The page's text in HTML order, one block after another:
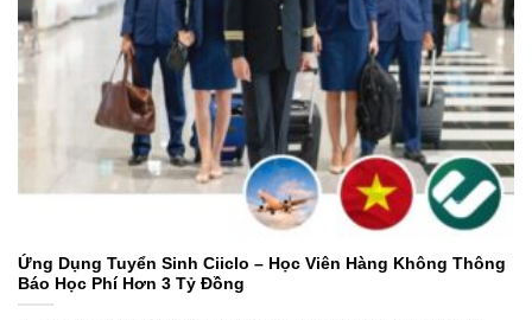
Ứng Dụng Tuyển Sinh Ciiclo – Học Viên Hàng Không Thông
Báo Học Phí Hơn 3 Tỷ Đồng